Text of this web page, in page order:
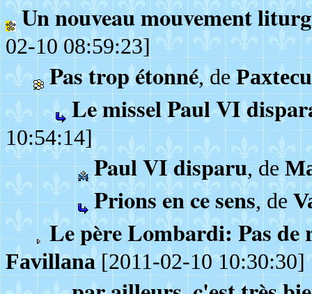
Un nouveau mouvement
02-10 08:59:23]
Pas trop étonné, de
Le missel Paul VI
10:54:14]
Paul VI disparu, de
Prions en ce sens, de
Le père Lombardi: Pas
Favillana[2011-02-10 10:30:30]